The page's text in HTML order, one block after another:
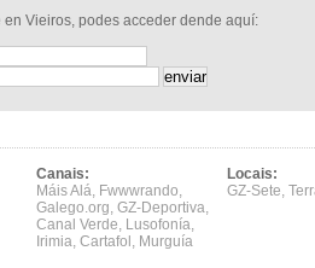
en Vieiros, podes acceder dende aquí:
Canais:
Máis Alá, Fwwwrando,
Galego.org, GZ-Deportiva,
Canal Verde, Lusofonía,
Irimia, Cartafol , Murguía
Locais:
GZ-Sete,